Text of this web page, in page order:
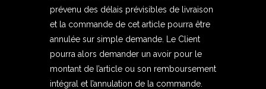
prévenu des délais prévisibles de livraison
et la commande de cet article pourra être
annulée sur simple demande. Le Client
pourra alors demander un avoir pour le
montant de l’article ou son remboursement
intégral et l’annulation de la commande.